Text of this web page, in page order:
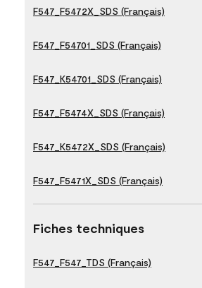
F547_F5472X_SDS (Français)
F547_F54701_SDS (Français)
F547_K54701_SDS (Français)
F547_F5474X_SDS (Français)
F547_K5472X_SDS (Français)
F547_F5471X_SDS (Français)
Fiches techniques
F547_F547_TDS (Français)